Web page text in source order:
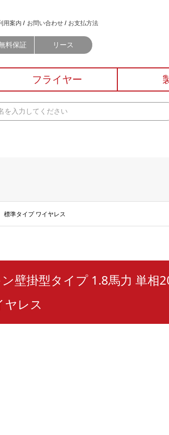
用案内 お問い合わせ お支払方法
料保証 リース
フライヤー
標準タイプ ワイヤレス
壁掛型タイプ 1.8馬力 単相
ヤレス